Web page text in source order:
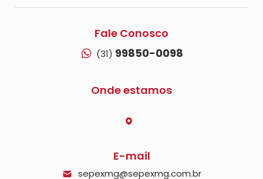
Fale Conosco
(31) 99850-0098
Onde estamos
E-mail
sepexmg@sepexmg.com.br